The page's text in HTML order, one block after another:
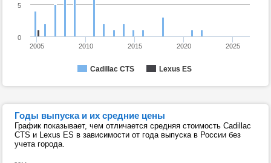
Cadillac CTS Lexus ES
2005 2010 2015 2020 2025
0
5
Годы выпуска и их средние цены
График показывает, чем отличается средняя стоимость Cadillac
CTS и Lexus ES в зависимости от года выпуска в России без
учета города.